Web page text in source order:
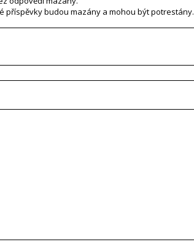
příspěvky budou mazány a mohou být potrestány.